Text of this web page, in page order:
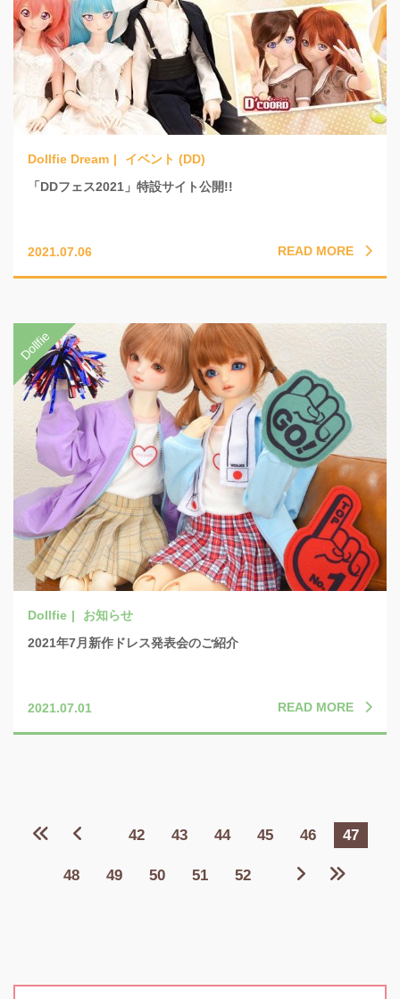
イベント (DD)
「DDフェス2021」特設サイト公開!!
2021.07.06 READ MORE
お知らせ
2021年7月新作ドレス発表会のご紹介
2021.07.01 READ MORE
42 43 44 45 46 47
48 49 50 51 52